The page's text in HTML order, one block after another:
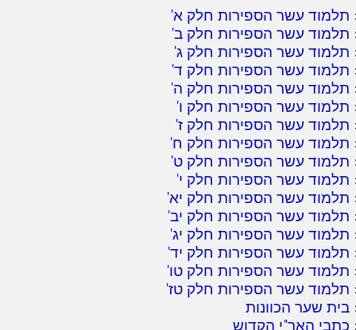
תלמוד עשר הספירות חלק א'
תלמוד עשר הספירות חלק ב'
תלמוד עשר הספירות חלק ג'
תלמוד עשר הספירות חלק ד'
תלמוד עשר הספירות חלק ה'
תלמוד עשר הספירות חלק ו'
תלמוד עשר הספירות חלק ז'
תלמוד עשר הספירות חלק ח'
תלמוד עשר הספירות חלק ט'
תלמוד עשר הספירות חלק י'
תלמוד עשר הספירות חלק יא'
תלמוד עשר הספירות חלק יב'
תלמוד עשר הספירות חלק יג'
תלמוד עשר הספירות חלק יד'
תלמוד עשר הספירות חלק טו'
תלמוד עשר הספירות חלק טז'
בית שער הכוונות
כתבי האר"י הקדוש